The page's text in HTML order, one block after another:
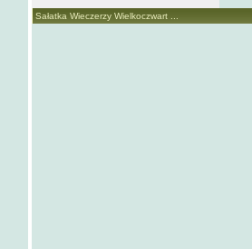
Sałatka Wieczerzy Wielkoczwart ...